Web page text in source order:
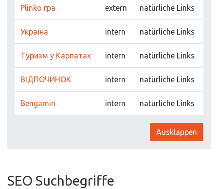
Plinko гра extern natürliche Links
Україна intern natürliche Links
Туризм у Карпатах intern natürliche Links
ВІДПОЧИНОК intern natürliche Links
Bengamin intern natürliche Links
Ausklappen
SEO Suchbegriffe